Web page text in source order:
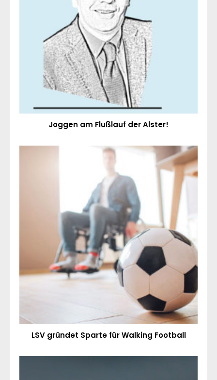
Joggen am Flußlauf der Alster!
LSV gründet Sparte für Walking Football